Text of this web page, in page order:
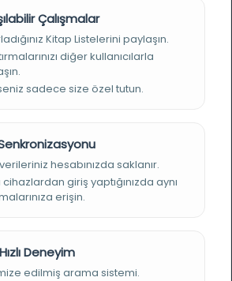
coğrafyalara ait tarihî yazma ve
getiren kapsamlı bir dijital
katalog.
Çalışmalar
Kitap Listelerini paylaşın.
diğer kullanıcılarla
sadece size özel tutun.
hesabınızda saklanır.
cihazlardan giriş yaptığınızda aynı
erişin.
Deneyim
edilmiş arama sistemi.